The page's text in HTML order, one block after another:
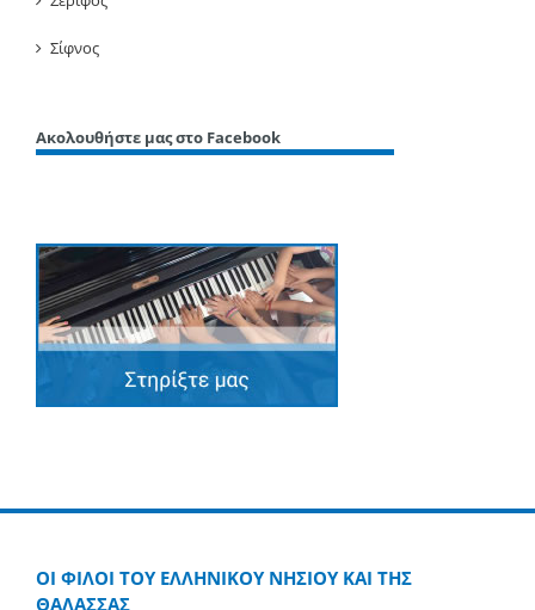
Σίφνος
Ακολουθήστε μας στο Facebook
ΟΙ ΦΙΛΟΙ ΤΟΥ ΕΛΛΗΝΙΚΟΥ ΝΗΣΙΟΥ ΚΑΙ ΤΗΣ
ΘΑΛΑΣΣΑΣ